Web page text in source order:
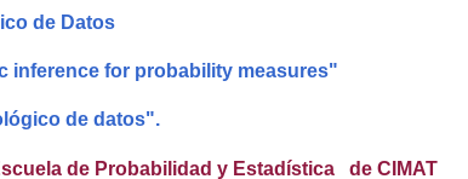
de Datos
inference for probability measures"
de datos".
de Probabilidad y Estadística de CIMAT